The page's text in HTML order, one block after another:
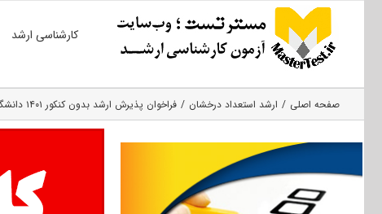
کارشناسی ارشد
صفحه اصلی ارشد استعداد درخشان فراخوان پذیرش ارشد بدون کنکور ۱۴۰۱ دانشگاه صنعتی اصفهان